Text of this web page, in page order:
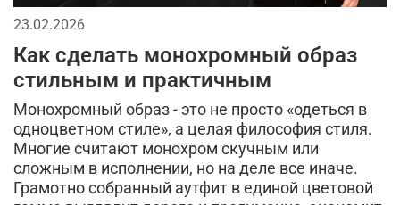
брюки длинная куртка
тренды в мужской одежде камуфляж в одежде
камуфляжная куртка тактическая одежда
милитари аксессуары
кэжуал или уличный милитари
23.02.2026
Как сделать монохромный образ
стильным и практичным
Монохромный образ - это не просто «одеться в
одноцветном стиле», а целая философия стиля.
Многие считают монохром скучным или
сложным в исполнении, но на деле все иначе.
Грамотно собранный аутфит в единой цветовой